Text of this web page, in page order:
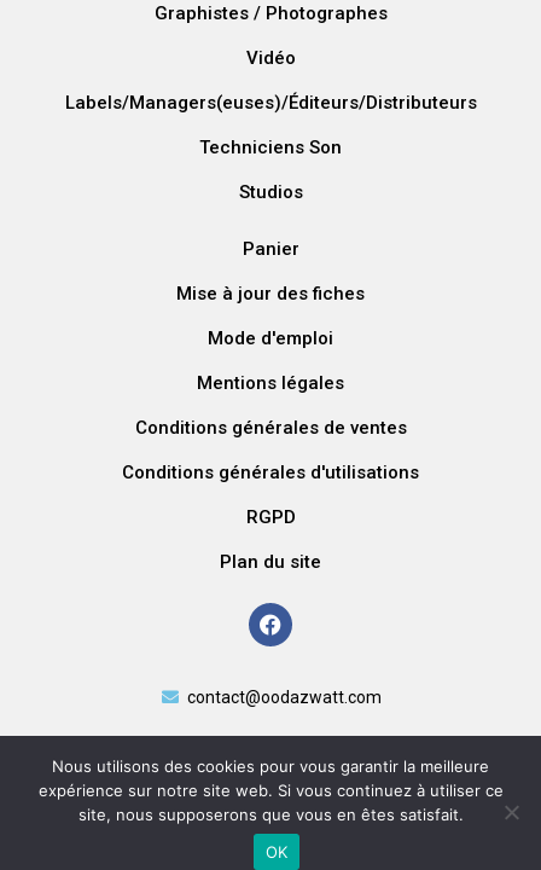
Graphistes / Photographes
Vidéo
Labels/Managers(euses)/Éditeurs/Distributeurs
Techniciens Son
Studios
Panier
Mise à jour des fiches
Mode d'emploi
Mentions légales
Conditions générales de ventes
Conditions générales d'utilisations
RGPD
Plan du site
contact@oodazwatt.com
Nous utilisons des cookies pour vous garantir la meilleure
expérience sur notre site web. Si vous continuez à utiliser ce
site, nous supposerons que vous en êtes satisfait.
OK